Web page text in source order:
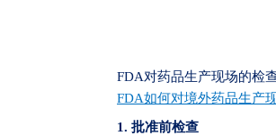
FDA对药品生产现场的检
FDA如何对境外药品生产
1. 批准前检查